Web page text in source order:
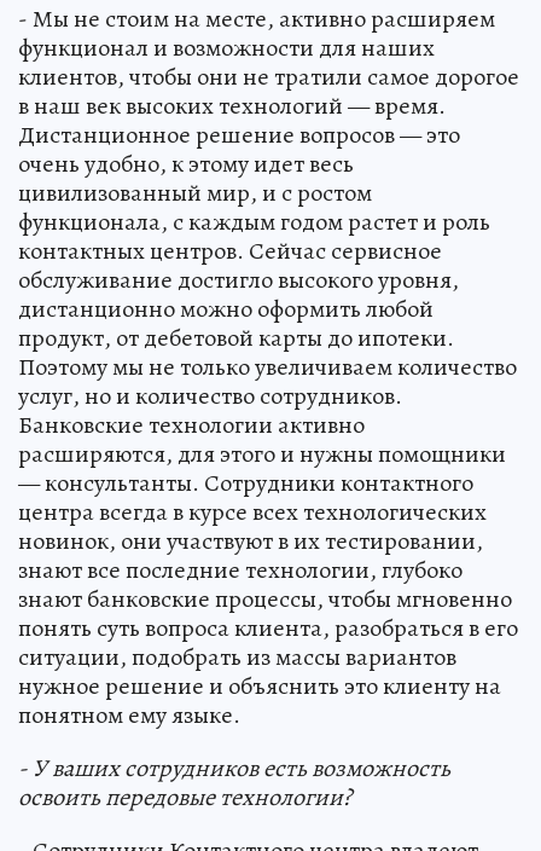
- Мы не стоим на месте, активно расширяем
функционал и возможности для наших
клиентов, чтобы они не тратили самое дорогое
в наш век высоких технологий — время.
Дистанционное решение вопросов — это
очень удобно, к этому идет весь
цивилизованный мир, и с ростом
функционала, с каждым годом растет и роль
контактных центров. Сейчас сервисное
обслуживание достигло высокого уровня,
дистанционно можно оформить любой
продукт, от дебетовой карты до ипотеки.
Поэтому мы не только увеличиваем количество
услуг, но и количество сотрудников.
Банковские технологии активно
расширяются, для этого и нужны помощники
— консультанты. Сотрудники контактного
центра всегда в курсе всех технологических
новинок, они участвуют в их тестировании,
знают все последние технологии, глубоко
знают банковские процессы, чтобы мгновенно
понять суть вопроса клиента, разобраться в его
ситуации, подобрать из массы вариантов
нужное решение и объяснить это клиенту на
понятном ему языке.
- У ваших сотрудников есть возможность
освоить передовые технологии?